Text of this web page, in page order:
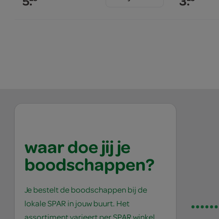
waar doe jij je
boodschappen?
Je bestelt de boodschappen bij de
lokale SPAR in jouw buurt. Het